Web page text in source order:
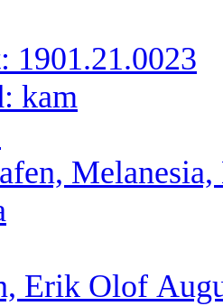
1901.21.0023
kam
Erik Olof